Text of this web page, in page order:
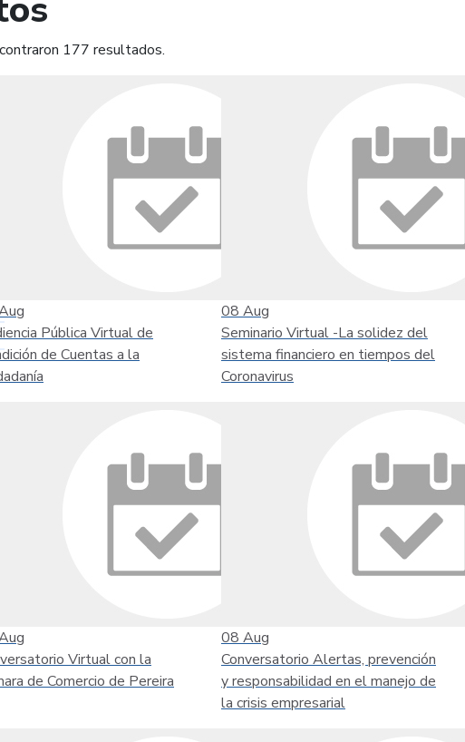
177 resultados.
Pública Virtual de
de Cuentas a la
08 Aug
Seminario Virtual -La solidez del
sistema financiero en tiempos del
Coronavirus
Virtual con la
de Comercio de Pereira
08 Aug
Conversatorio Alertas, prevención
y responsabilidad en el manejo de
la crisis empresarial